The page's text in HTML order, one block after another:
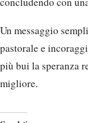
Un messaggio
pastorale e
più bui la speranza
migliore.